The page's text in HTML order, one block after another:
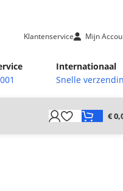
Klantenservice Mijn
Internationaal
Snelle
€